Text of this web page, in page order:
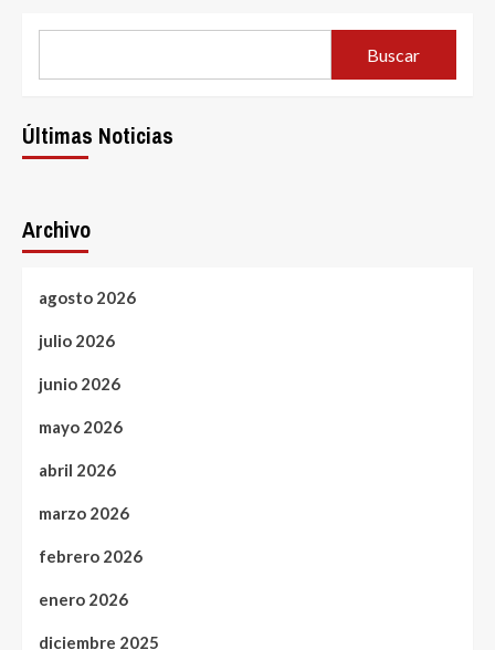
Buscar
Últimas Noticias
Archivo
agosto 2026
julio 2026
junio 2026
mayo 2026
abril 2026
marzo 2026
febrero 2026
enero 2026
diciembre 2025